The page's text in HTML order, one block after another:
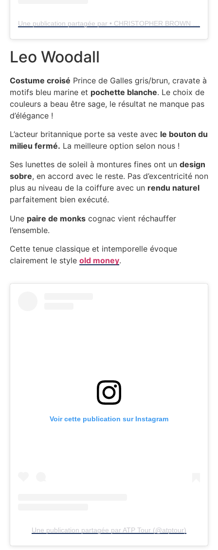
Leo Woodall
Costume croisé Prince de Galles gris/brun, cravate à
motifs bleu marine et pochette blanche. Le choix de
couleurs a beau être sage, le résultat ne manque pas
d’élégance !
L’acteur britannique porte sa veste avec le bouton du
milieu fermé. La meilleure option selon nous !
Ses lunettes de soleil à montures fines ont un design
sobre, en accord avec le reste. Pas d’excentricité non
plus au niveau de la coiffure avec un rendu naturel
parfaitement bien exécuté.
Une paire de monks cognac vient réchauffer
l’ensemble.
Cette tenue classique et intemporelle évoque
clairement le style old money.
Voir cette publication sur Instagram
Une publication partagée par ATP Tour (@atptour)